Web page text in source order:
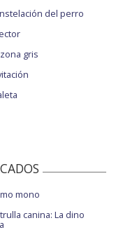
del perro
gris
mono
canina: La dino